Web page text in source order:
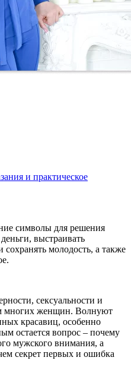
и практическое
символы для решения
выстраивать
молодость, а также
сексуальности и
многих женщин. Волнуют
красавиц, особенно
остается вопрос – почему
мужского внимания, а
секрет первых и ошибка